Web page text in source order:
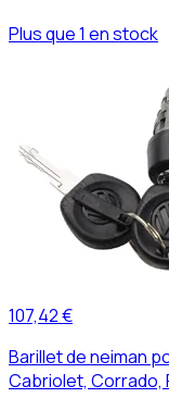
Plus que 1 en stock
107,42 €
Barillet de neiman
Cabriolet, Corrado,